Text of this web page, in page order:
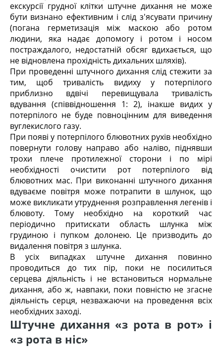
екскурсії грудної клітки штучне дихання не може
бути визнано ефективним і слід з'ясувати причину
(погана герметизація між маскою або ротом
людини, яка надає допомогу і ротом і носом
постраждалого, недостатній обсяг вдихається, що
не відновлена прохідність дихальних шляхів).
При проведенні штучного дихання слід стежити за
тим, щоб тривалість видиху у потерпілого
приблизно вдвічі перевищувала тривалість
вдування (співвідношення 1: 2), інакше видих у
потерпілого не буде повноцінним для виведення
вуглекислого газу.
При появі у потерпілого блювотних рухів необхідно
повернути голову направо або наліво, піднявши
трохи плече протилежної сторони і по мірі
необхідності очистити рот потерпілого від
блювотних мас. При виконанні штучного дихання
вдуваєме повітря може потрапити в шлунок, що
може викликати утруднення розправлення легенів і
блювоту. Тому необхідно на короткий час
періодично притискати область шлунка між
грудиною і пупком долонею. Це призводить до
видалення повітря з шлунка.
В усіх випадках штучне дихання повинно
проводиться до тих пір, поки не посилиться
серцева діяльність і не встановиться нормальне
дихання, або ж, навпаки, поки повністю не згасне
діяльність серця, незважаючи на проведення всіх
необхідних заході.
Штучне дихання «з рота в рот» і
«з рота в ніс»